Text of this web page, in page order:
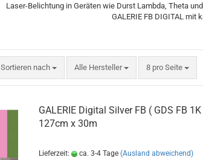
Laser-Belichtung in Geräten wie Durst Lambda, Theta
GALERIE FB DIGITAL mit
Sortieren nach
Sortieren nach Alle Hersteller 8 pro Seite
pro Seite
GALERIE Digital Silver FB ( GDS FB
127cm x 30m
Lieferzeit: ca. 3-4 Tage (Ausland abweichend)